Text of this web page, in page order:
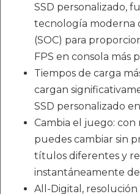
SSD personalizado,
tecnología moderna
(SOC) para
FPS en consola más
Tiempos de carga
cargan
SSD personalizado
Cambia el juego:
puedes cambiar sin
títulos diferentes y
instantáneamente
All-Digital, resolución